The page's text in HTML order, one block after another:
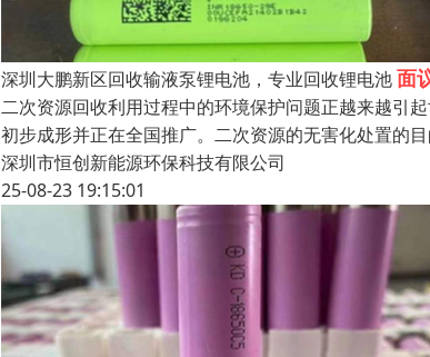
深圳大鹏新区回收输液泵锂电池，专业回收锂电池面
二次资源回收利用过程中的环境保护问题正越来越引
初步成形并正在全国推广。二次资源的无害化处置的
深圳市恒创新能源环保科技有限公司
25-08-23 19:15:01